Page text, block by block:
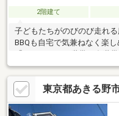
2階建て
子どもたちがのびのび走れ
BBQも自宅で気兼ねなく楽
「5SLDK」で二世帯や多世
＆独立書斎約16.2帖の広々
ており、贅沢な開放感を演
「いなげや あきる野雨間店
「東秋留」駅まで徒歩13分
好きな日時にご内見可能～
東京都あきる野